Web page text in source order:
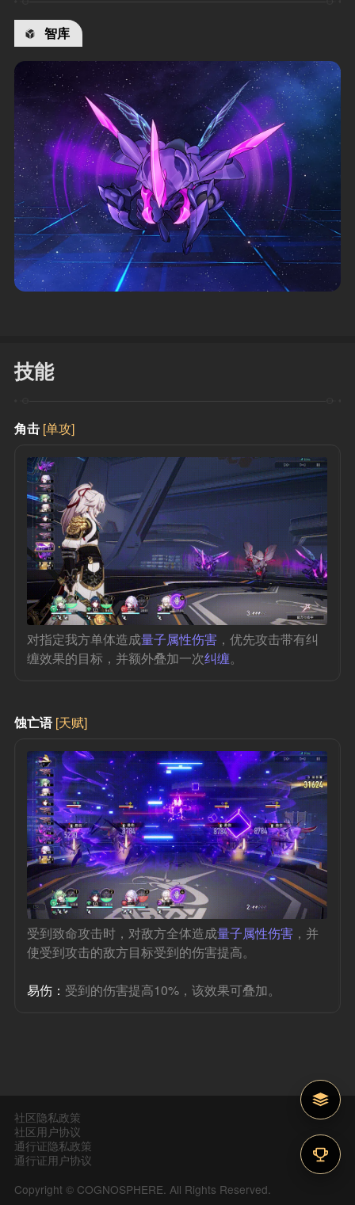
智库
技能
角击 [单攻]
对指定我方单体造成量子属性伤害 ，优先攻击带有纠
缠效果的目标，并额外叠加一次纠缠。
蚀亡语 [天赋]
受到致命攻击时，对敌方全体造成量子属性伤害 ，并
使受到攻击的敌方目标受到的伤害提高。
易伤： 受到的伤害提高10%，该效果可叠加。
社区隐私政策
社区用户协议
通行证隐私政策
通行证用户协议
Copyright © COGNOSPHERE. All Rights Reserved.